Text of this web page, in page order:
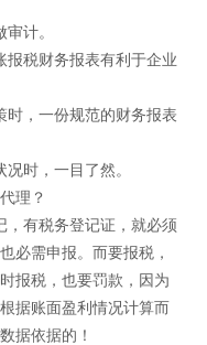
计。
税财务报表有利于企业
，一份规范的财务报表
时，一目了然。
理？
有税务登记证，就必须
必需申报。而要报税，
报税，也要罚款，因为
据账面盈利情况计算而
据依据的！